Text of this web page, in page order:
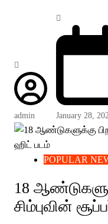
admin January 28,
POPULAR
18
சிம்புவின்